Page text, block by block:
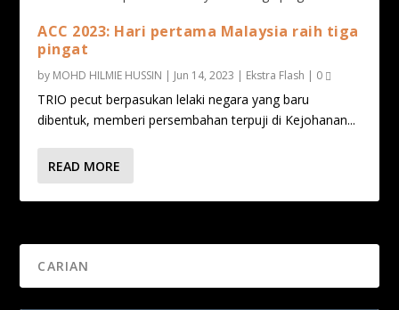
ACC 2023: Hari pertama Malaysia raih tiga
pingat
by MOHD HILMIE HUSSIN | Jun 14, 2023 | Ekstra Flash | 0
TRIO pecut berpasukan lelaki negara yang baru
dibentuk, memberi persembahan terpuji di Kejohanan...
READ MORE